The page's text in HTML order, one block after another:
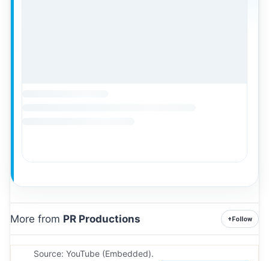
More from PR Productions +Follow
Source: YouTube (Embedded).